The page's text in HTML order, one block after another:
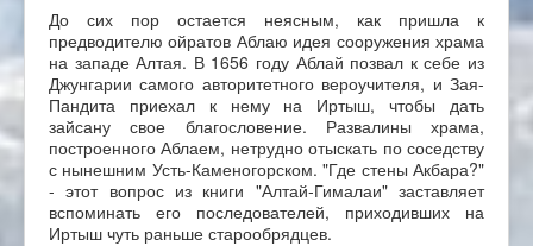
До сих пор остается неясным, как пришла к
предводителю ойратов Аблаю идея сооружения храма
на западе Алтая. В 1656 году Аблай позвал к себе из
Джунгарии самого авторитетного вероучителя, и Зая-
Пандита приехал к нему на Иртыш, чтобы дать
зайсану свое благословение. Развалины храма,
построенного Аблаем, нетрудно отыскать по соседству
с нынешним Усть-Каменогорском. "Где стены Акбара?"
- этот вопрос из книги "Алтай-Гималаи" заставляет
вспоминать его последователей, приходивших на
Иртыш чуть раньше старообрядцев.